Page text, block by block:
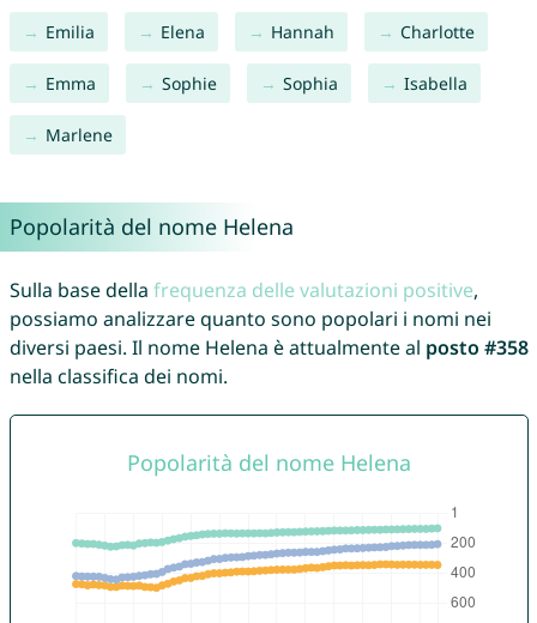
Emilia Elena Hannah Charlotte
Emma Sophie Sophia Isabella
Marlene
Popolarità del nome Helena
Sulla base della frequenza delle valutazioni positive,
possiamo analizzare quanto sono popolari i nomi nei
diversi paesi. Il nome Helena è attualmente al posto #358
nella classifica dei nomi.